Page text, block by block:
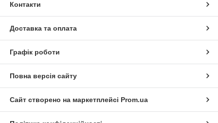
Контакти
Доставка та оплата
Графік роботи
Повна версія сайту
Сайт створено на маркетплейсі Prom.ua